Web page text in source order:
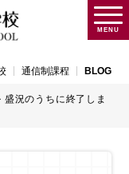
MENU
通信制課程 BLOG
盛況のうちに終了しま